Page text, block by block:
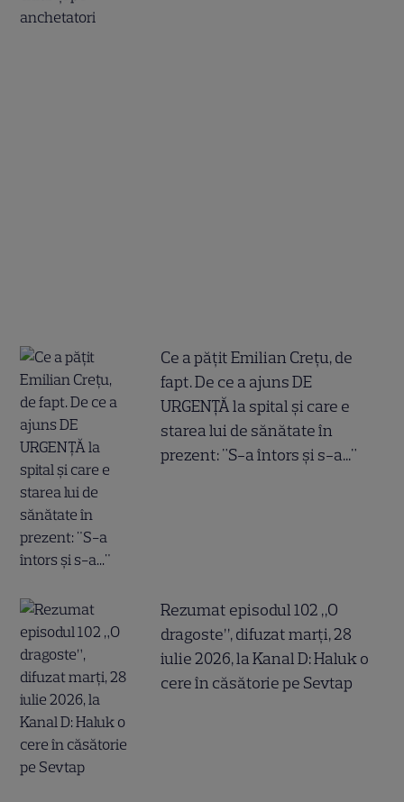
Ce a pățit Emilian Crețu, de
fapt. De ce a ajuns DE
URGENȚĂ la spital și care e
starea lui de sănătate în
prezent: "S-a întors și s-a..."
Rezumat episodul 102 „O
dragoste”, difuzat marți, 28
iulie 2026, la Kanal D: Haluk o
cere în căsătorie pe Sevtap